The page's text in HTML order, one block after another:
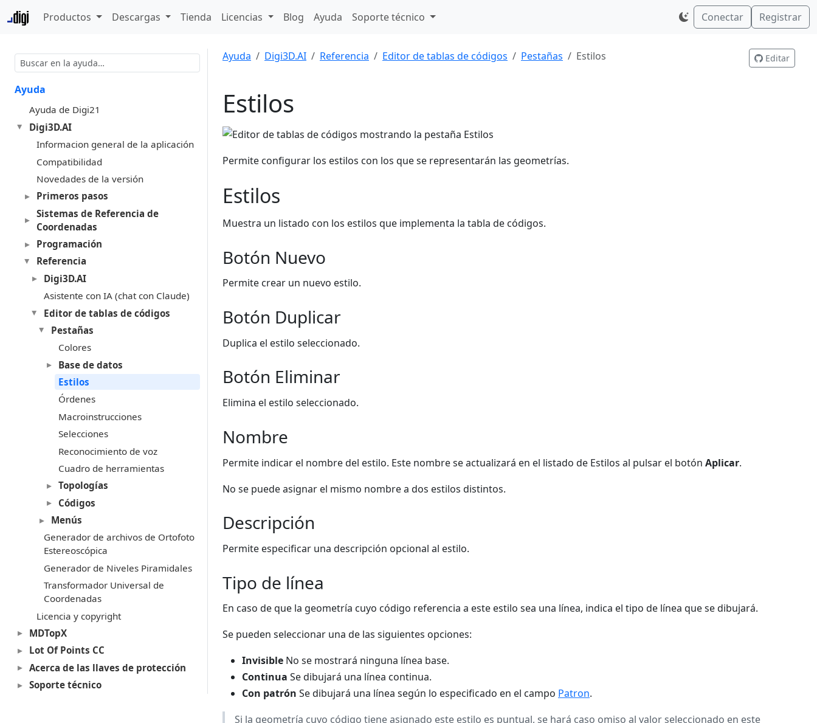
Productos Descargas Tienda Licencias Blog Ayuda Soporte técnico Conectar Registrar
Ayuda
Ayuda de Digi21
Digi3D.AI
Informacion general de la aplicación
Compatibilidad
Novedades de la versión
Primeros pasos
Sistemas de Referencia de
Coordenadas
Programación
Referencia
Digi3D.AI
Asistente con IA (chat con Claude)
Editor de tablas de códigos
Pestañas
Colores
Base de datos
Estilos
Órdenes
Macroinstrucciones
Selecciones
Reconocimiento de voz
Cuadro de herramientas
Topologías
Códigos
Menús
Generador de archivos de Ortofoto
Estereoscópica
Generador de Niveles Piramidales
Transformador Universal de
Coordenadas
Licencia y copyright
MDTopX
Lot Of Points CC
Acerca de las llaves de protección
Soporte técnico
Ayuda Digi3D.AI Referencia Editor de tablas de códigos Pestañas Estilos Editar
Estilos
Permite configurar los estilos con los que se representarán las geometrías.
Estilos
Muestra un listado con los estilos que implementa la tabla de códigos.
Botón Nuevo
Permite crear un nuevo estilo.
Botón Duplicar
Duplica el estilo seleccionado.
Botón Eliminar
Elimina el estilo seleccionado.
Nombre
Permite indicar el nombre del estilo. Este nombre se actualizará en el listado de Estilos al pulsar el botón Aplicar.
No se puede asignar el mismo nombre a dos estilos distintos.
Descripción
Permite especificar una descripción opcional al estilo.
Tipo de línea
En caso de que la geometría cuyo código referencia a este estilo sea una línea, indica el tipo de línea que se dibujará.
Se pueden seleccionar una de las siguientes opciones:
Invisible No se mostrará ninguna línea base.
Continua Se dibujará una línea continua.
Con patrón Se dibujará una línea según lo especificado en el campo Patron.
Si la geometría cuyo código tiene asignado este estilo es puntual, se hará caso omiso al valor seleccionado en este